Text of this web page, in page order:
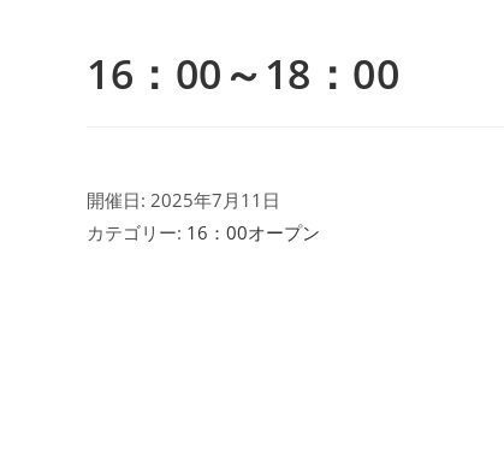
16：00～18：00
開催日: 2025年7月11日
カテゴリー: 16：00オープン